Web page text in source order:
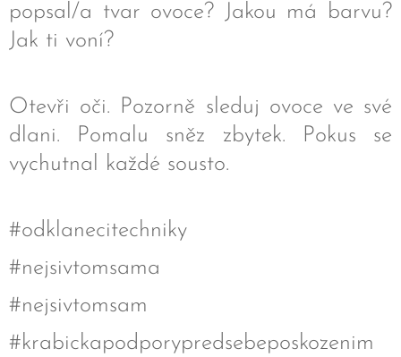
popsal/a tvar ovoce? Jakou má barvu?
Jak ti voní?
Otevři oči. Pozorně sleduj ovoce ve své
dlani. Pomalu sněz zbytek. Pokus se
vychutnal každé sousto.
#odklanecitechniky
#nejsivtomsama
#nejsivtomsam
#krabickapodporypredsebeposkozenim